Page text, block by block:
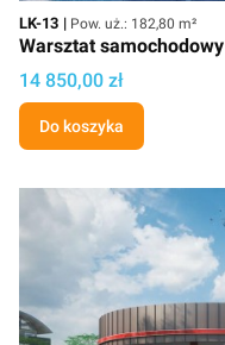
Kod
LK-13 Powierzchnia użytkowa
Pow. uż.: 182,80 m²
Warsztat samochodowy
Cena
14 850,00 zł
Do koszyka